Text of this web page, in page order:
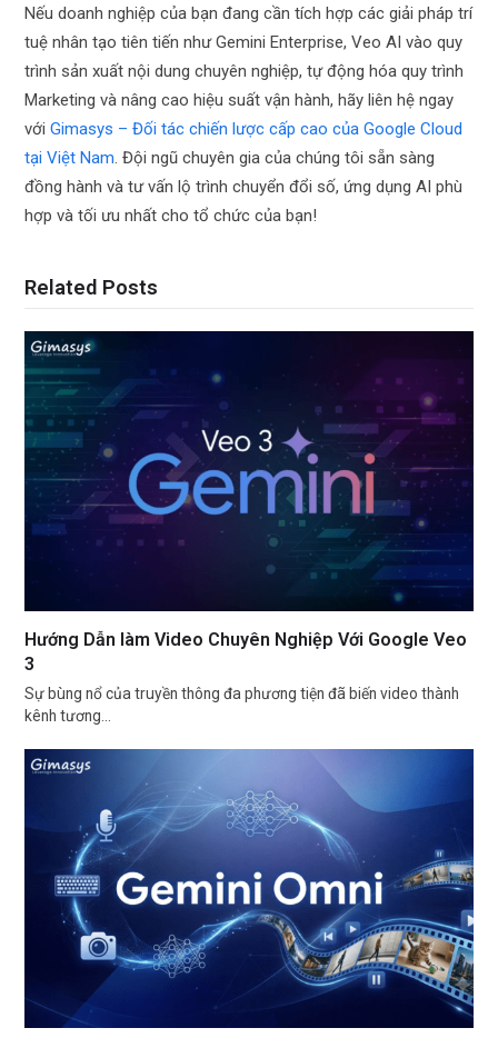
Nếu doanh nghiệp của bạn đang cần tích hợp các giải pháp trí
tuệ nhân tạo tiên tiến như Gemini Enterprise, Veo AI vào quy
trình sản xuất nội dung chuyên nghiệp, tự động hóa quy trình
Marketing và nâng cao hiệu suất vận hành, hãy liên hệ ngay
vớiGimasys – Đối tác chiến lược cấp cao của Google Cloud
tại Việt Nam . Đội ngũ chuyên gia của chúng tôi sẵn sàng
đồng hành và tư vấn lộ trình chuyển đổi số, ứng dụng AI phù
hợp và tối ưu nhất cho tổ chức của bạn!
Related Posts
Hướng Dẫn làm Video Chuyên Nghiệp Với Google Veo
3
Sự bùng nổ của truyền thông đa phương tiện đã biến video thành
kênh tương…